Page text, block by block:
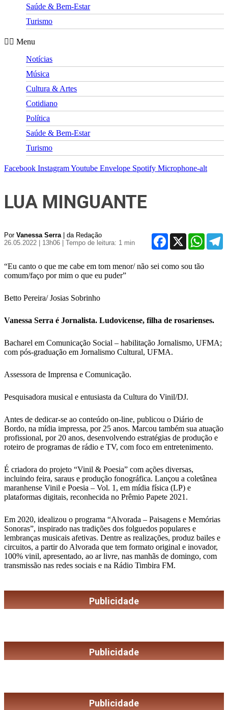
Saúde & Bem-Estar
Turismo
Menu
Notícias
Música
Cultura & Artes
Cotidiano
Política
Saúde & Bem-Estar
Turismo
Facebook InstagramYoutube Envelope Spotify Microphone-alt
LUA MINGUANTE
Por Vanessa Serra| da Redação
26.05.2022 | 13h06
| Tempo de leitura: 1 min
Facebook
X
“Eu canto o que me cabe em tom menor/ não sei como sou tão
comum/faço por mim o que eu puder”
Betto Pereira/ Josias Sobrinho
Vanessa Serra é Jornalista. Ludovicense, filha de rosarienses.
Bacharel em Comunicação Social – habilitação Jornalismo, UFMA;
com pós-graduação em Jornalismo Cultural, UFMA.
Assessora de Imprensa e Comunicação.
Pesquisadora musical e entusiasta da Cultura do Vinil/DJ.
Antes de dedicar-se ao conteúdo on-line, publicou o Diário de
Bordo, na mídia impressa, por 25 anos. Marcou também sua atuação
profissional, por 20 anos, desenvolvendo estratégias de produção e
roteiro de programas de rádio e TV, com foco em entretenimento.
É criadora do projeto “Vinil & Poesia” com ações diversas,
incluindo feira, saraus e produção fonográfica. Lançou a coletânea
maranhense Vinil e Poesia – Vol. 1, em mídia física (LP) e
plataformas digitais, reconhecida no Prêmio Papete 2021.
Em 2020, idealizou o programa “Alvorada – Paisagens e Memórias
Sonoras”, inspirado nas tradições dos folguedos populares e
lembranças musicais afetivas. Dentre as realizações, produz bailes e
circuitos, a partir do Alvorada que tem formato original e inovador,
100% vinil, apresentado, ao ar livre, nas manhãs de domingo, com
transmissão nas redes sociais e na Rádio Timbira FM.
Publicidade
Publicidade
Publicidade